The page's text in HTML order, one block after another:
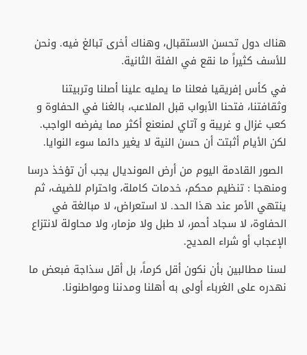
هناك دول تحسن الاستقبال، وهناك أخرى تبالغ فيه. ونحن
للأسف كثيراً ما نقع في الفئة الثانية.
في كأس إفريقيا فعلنا ما يمليه علينا أصلنا وتربيتنا
وثقافتنا، فتحنا الأبواب قبل الملاعب، بالغنا في الحفاوة و
كعب غزال و غريبة و آتاي لمنعنع أكثر مما يفرضه الواجب.
لكن الأيام أثبتت أن حسن النية لا يغير دائما سوء النوايا.
الصور القادمة اليوم من أرض المونديال يجب أن تؤخذ درسا
ومنهجا : تنظيم محكم، خدمات كاملة، واحترام للضيف، ثم
ينتهي الأمر عند هذا الحد. لا استعراض، لا مبالغة في
الحفاوة، لا سجاد أحمر، لا طبل ولا مزمار، ولا محاولة لانتزاع
الإعجاب أو شراء المديح.
لسنا مطالبين بأن نكون أقل كرماً، بل أقل سذاجة فبعض ما
نهدره على الغرباء أولى به أهلنا ومدننا ومواطنونا.